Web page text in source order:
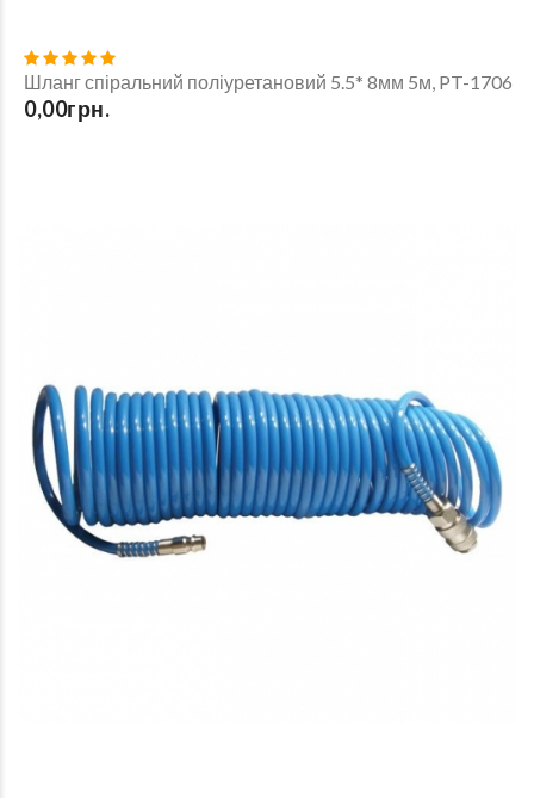
Шланг спіральний поліуретановий 5.5* 8мм 5м, PT-1706
0,00грн.